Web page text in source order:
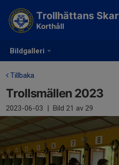
Bildgalleri
Korthåll
Tillbaka
Trollsmällen 2023
2023-06-03 | Bild 21 av 29